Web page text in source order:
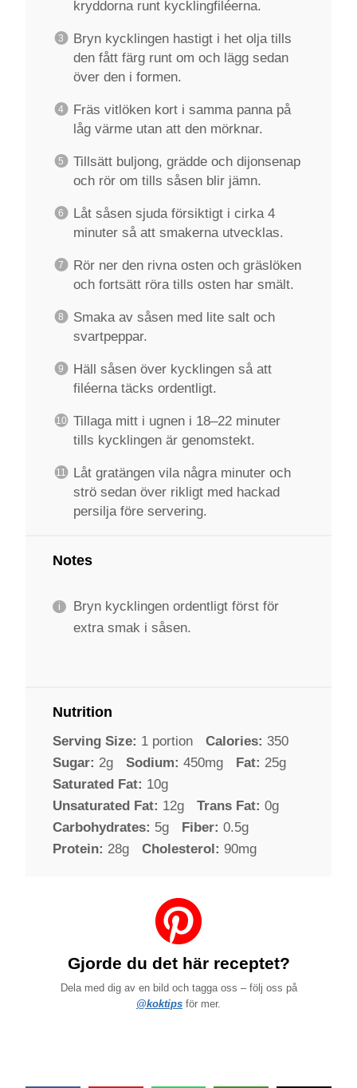
kryddorna runt kycklingfiléerna.
Bryn kycklingen hastigt i het olja tills
den fått färg runt om och lägg sedan
över den i formen.
Fräs vitlöken kort i samma panna på
låg värme utan att den mörknar.
Tillsätt buljong, grädde och dijonsenap
och rör om tills såsen blir jämn.
Låt såsen sjuda försiktigt i cirka 4
minuter så att smakerna utvecklas.
Rör ner den rivna osten och gräslöken
och fortsätt röra tills osten har smält.
Smaka av såsen med lite salt och
svartpeppar.
Häll såsen över kycklingen så att
filéerna täcks ordentligt.
Tillaga mitt i ugnen i 18–22 minuter
tills kycklingen är genomstekt.
Låt gratängen vila några minuter och
strö sedan över rikligt med hackad
persilja före servering.
Notes
Bryn kycklingen ordentligt först för
extra smak i såsen.
Nutrition
Serving Size: 1 portion Calories: 350
Sugar: 2g Sodium: 450mg Fat: 25g
Saturated Fat: 10g
Unsaturated Fat: 12g Trans Fat: 0g
Carbohydrates: 5g Fiber: 0.5g
Protein: 28g Cholesterol: 90mg
Gjorde du det här receptet?
Dela med dig av en bild och tagga oss – följ oss på
@koktips för mer.